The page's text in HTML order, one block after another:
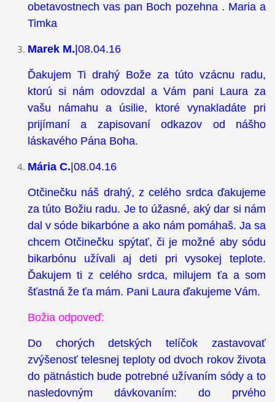
obetavostnech vas pan Boch pozehna . Maria a
Timka
Marek M. |08.04.16
Ďakujem Ti drahý Bože za túto vzácnu radu,
ktorú si nám odovzdal a Vám pani Laura za
vašu námahu a úsilie, ktoré vynakladáte pri
prijímaní a zapisovaní odkazov od nášho
láskavého Pána Boha.
Mária C. |08.04.16
Otčinečku náš drahý, z celého srdca ďakujeme
za túto Božiu radu. Je to úžasné, aký dar si nám
dal v sóde bikarbóne a ako nám pomáhaš. Ja sa
chcem Otčinečku spýtať, či je možné aby sódu
bikarbónu užívali aj deti pri vysokej teplote.
Ďakujem ti z celého srdca, milujem ťa a som
šťastná že ťa mám. Pani Laura ďakujeme Vám.
Božia odpoveď:
Do chorých detských telíčok zastavovať
zvýšenosť telesnej teploty od dvoch rokov života
do pätnástich bude potrebné užívaním sódy a to
nasledovným dávkovaním: do prvého